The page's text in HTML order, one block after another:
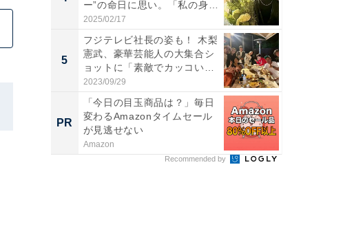
ー”の命日に思い。「私の身
体...
2025/02/17
5
フジテレビ社長の姿も！ 木梨
憲武、豪華芸能人の大集合シ
ョットに「素敵でカッコい
い...
2023/09/29
PR
「今日の目玉商品は？」毎日
変わるAmazonタイムセール
が見逃せない
Amazon
Recommended by